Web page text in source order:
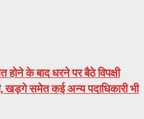
होने के बाद धरने पर बैठे विपक्षी
खड़गे समेत कई अन्य पदाधिकारी भी